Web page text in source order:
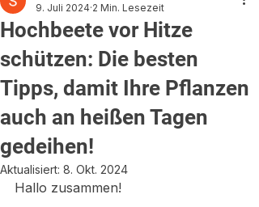
Hochbeete vor Hitze
schützen: Die besten
Tipps, damit Ihre Pflanzen
auch an heißen Tagen
gedeihen!
9. Juli 2024 2 Min. Lesezeit
Aktualisiert: 8. Okt. 2024
Hallo zusammen!